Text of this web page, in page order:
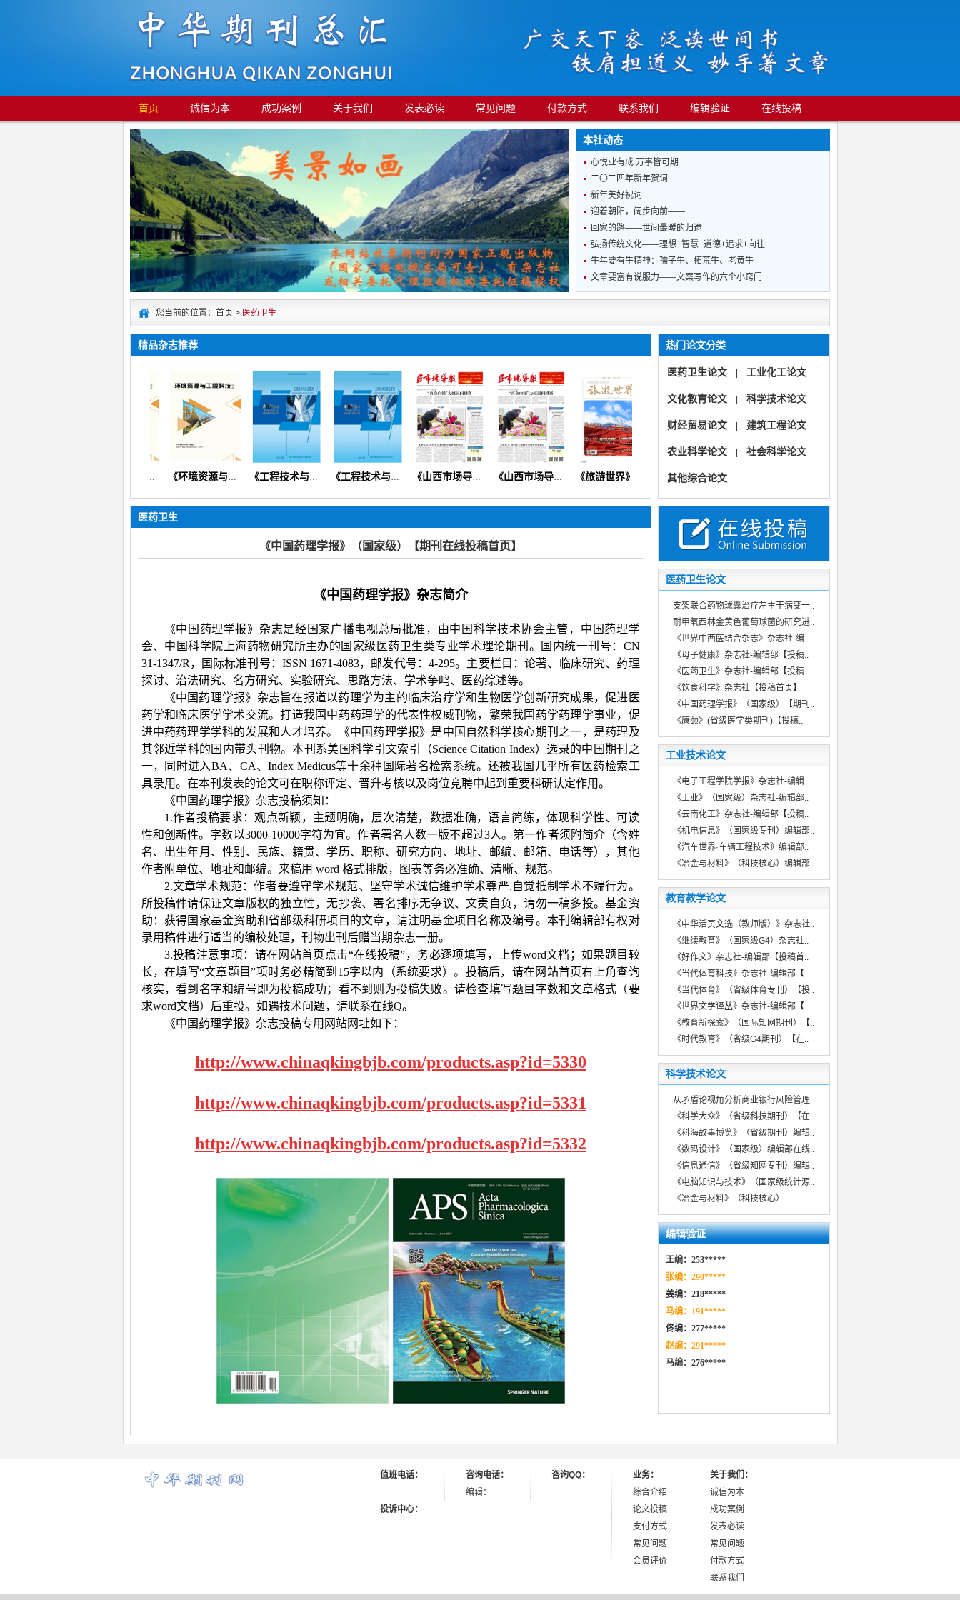
首页 诚信为本 成功案例 关于我们 发表必读 常见问题 付款方式 联系我们 编辑验证 在线投稿
本社动态
心悦业有成 万事皆可期
二〇二四年新年贺词
新年美好祝词
迎着朝阳，阔步向前——
回家的路——世间最暖的归途
弘扬传统文化——理想+智慧+道德+追求+向往
牛年要有牛精神：孺子牛、拓荒牛、老黄牛
文章要富有说服力——文案写作的六个小窍门
您当前的位置：首页 > 医药卫生
精品杂志推荐
《环境资源与工程科技论坛》 《工程技术与建设管理》（设计规划预算造价安全质量）【知网会刊】 《工程技术与建设管理》 《山西市场导报》（思政党建教育教学财会经济医学健康科普） 《山西市场导报》 《旅游世界》（文旅视界非遗文化旅游管理生态自然文旅科教） 《旅游世界》
医药卫生
《中国药理学报》（国家级）【期刊在线投稿首页】
《中国药理学报》杂志简介
《中国药理学报》杂志是经国家广播电视总局批准，由中国科学技术协会主管，中国药理学
会、中国科学院上海药物研究所主办的国家级医药卫生类专业学术理论期刊。国内统一刊号： CN
31-1347/R ，国际标准刊号： ISSN 1671-4083，邮发代号：4-295。主要栏目：论著、临床研究、药理
探讨、治法研究、名方研究、实验研究、思路方法、学术争鸣、医药综述等。
《中国药理学报》杂志旨在报道以药理学为主的临床治疗学和生物医学创新研究成果，促进医
药学和临床医学学术交流。打造我国中药药理学的代表性权威刊物，繁荣我国药学药理学事业，促
进中药药理学学科的发展和人才培养。《中国药理学报》是中国自然科学核心期刊之一，是药理及
其邻近学科的国内带头刊物。本刊系美国科学引文索引（Science Citation Index）选录的中国期刊之
一，同时进入BA、 CA、Index Medicus等十余种国际著名检索系统。还被我国几乎所有医药检索工
具录用。在本刊发表的论文可在职称评定、晋升考核以及岗位竞聘中起到重要科研认定作用。
《中国药理学报》杂志投稿须知：
1.作者投稿要求：观点新颖，主题明确，层次清楚，数据准确，语言简练，体现科学性、可读
性和创新性。字数以3000-10000字符为宜。作者署名人数一版不超过3人。第一作者须附简介（含姓
名、出生年月、性别、民族、籍贯、学历、职称、研究方向、地址、邮编、邮箱、电话等），其他
作者附单位、地址和邮编。来稿用 word 格式排版，图表等务必准确、清晰、规范。
2.文章学术规范：作者要遵守学术规范、坚守学术诚信维护学术尊严,自觉抵制学术不端行为。
所投稿件请保证文章版权的独立性，无抄袭、署名排序无争议、文责自负，请勿一稿多投。基金资
助：获得国家基金资助和省部级科研项目的文章，请注明基金项目名称及编号。本刊编辑部有权对
录用稿件进行适当的编校处理，刊物出刊后赠当期杂志一册。
3.投稿注意事项：请在网站首页点击“在线投稿”，务必逐项填写，上传word文档；如果题目较
长，在填写“文章题目”项时务必精简到 15字以内（系统要求）。投稿后，请在网站首页右上角查询
核实，看到名字和编号即为投稿成功；看不到则为投稿失败。请检查填写题目字数和文章格式（要
求word文档）后重投。如遇技术问题，请联系在线Q。
《中国药理学报》杂志投稿专用网站网址如下：
http://www.chinaqkingbjb.com/products.asp?id=5330
http://www.chinaqkingbjb.com/products.asp?id=5331
http://www.chinaqkingbjb.com/products.asp?id=5332
热门论文分类
医药卫生论文 工业化工论文
文化教育论文 科学技术论文
财经贸易论文 建筑工程论文
农业科学论文 社会科学论文
其他综合论文
医药卫生论文
支架联合药物球囊治疗左主干病变一..
耐甲氧西林金黄色葡萄球菌的研究进..
《世界中西医结合杂志》杂志社-编..
《母子健康》杂志社-编辑部【投稿..
《医药卫生》杂志社-编辑部【投稿..
《饮食科学》杂志社【投稿首页】
《中国药理学报》（国家级）【期刊..
《康颐》(省级医学类期刊)【投稿..
工业技术论文
《电子工程学院学报》杂志社-编辑..
《工业》（国家级）杂志社-编辑部..
《云南化工》杂志社-编辑部【投稿..
《机电信息》（国家级专刊）编辑部..
《汽车世界·车辆工程技术》编辑部..
《冶金与材料》（科技核心）编辑部
教育教学论文
《中华活页文选（教师版）》杂志社..
《继续教育》（国家级G4）杂志社..
《好作文》杂志社-编辑部【投稿首..
《当代体育科技》杂志社-编辑部【..
《当代体育》（省级体育专刊）【投..
《世界文学译丛》杂志社-编辑部【..
《教育新探索》（国际知网期刊）【..
《时代教育》（省级G4期刊）【在..
科学技术论文
从矛盾论视角分析商业银行风险管理
《科学大众》（省级科技期刊）【在..
《科海故事博览》（省级期刊）编辑..
《数码设计》（国家级）编辑部在线..
《信息通信》（省级知网专刊）编辑..
《电脑知识与技术》（国家级统计源..
《冶金与材料》（科技核心）
编辑验证
王编：253*****
张编：290*****
姜编：218*****
马编：191*****
佟编：277*****
赵编：291*****
马编：276*****
值班电话：
投诉中心：
咨询电话：
编辑：
咨询QQ：
业务：
综合介绍
论文投稿
支付方式
常见问题
会员评价
关于我们：
诚信为本
成功案例
发表必读
常见问题
付款方式
联系我们